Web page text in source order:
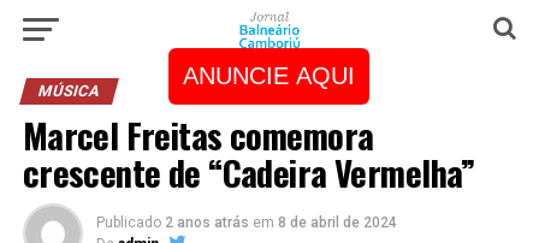
ANUNCIE AQUI
MÚSICA
Marcel Freitas comemora
crescente de “Cadeira Vermelha”
Publicado 2 anos atrás em 8 de abril de 2024